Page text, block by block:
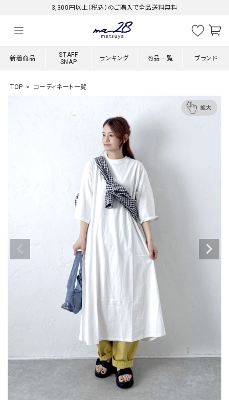
3,300円以上（税込）のご購入で全品送料無料
新着商品
STAFF
SNAP
ランキング 商品一覧 ブランド
TOP コーディネート一覧